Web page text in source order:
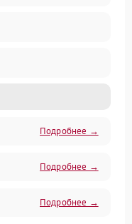
Подробнее →
Подробнее →
Подробнее →